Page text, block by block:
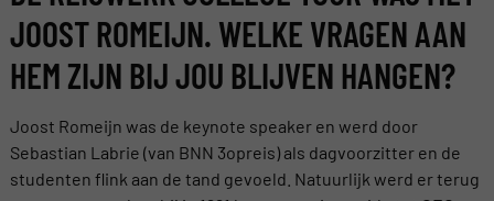
JOOST ROMEIJN. WELKE VRAGEN AAN
HEM ZIJN BIJ JOU BLIJVEN HANGEN?
Joost Romeijn was de keynote speaker en werd door
Sebastian Labrie (van BNN 3opreis) als dagvoorzitter en de
studenten flink aan de tand gevoeld. Natuurlijk werd er terug